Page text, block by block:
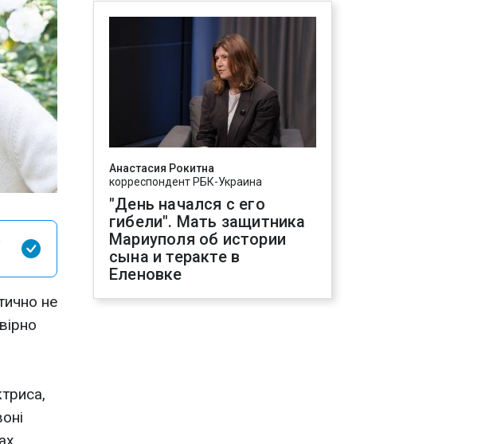
не
Анастасия Рокитна
корреспондент РБК-Украина
"День начался с его
гибели". Мать защитника
Мариуполя об истории
сына и теракте в
Еленовке